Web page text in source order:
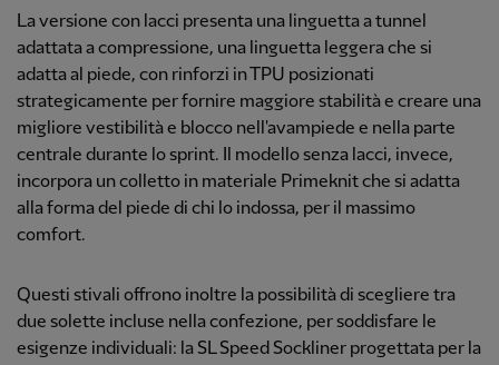
La versione con lacci presenta una linguetta a tunnel
adattata a compressione, una linguetta leggera che si
adatta al piede, con rinforzi in TPU posizionati
strategicamente per fornire maggiore stabilità e creare una
migliore vestibilità e blocco nell'avampiede e nella parte
centrale durante lo sprint. Il modello senza lacci, invece,
incorpora un colletto in materiale Primeknit che si adatta
alla forma del piede di chi lo indossa, per il massimo
comfort.
Questi stivali offrono inoltre la possibilità di scegliere tra
due solette incluse nella confezione, per soddisfare le
esigenze individuali: la SL Speed Sockliner progettata per la